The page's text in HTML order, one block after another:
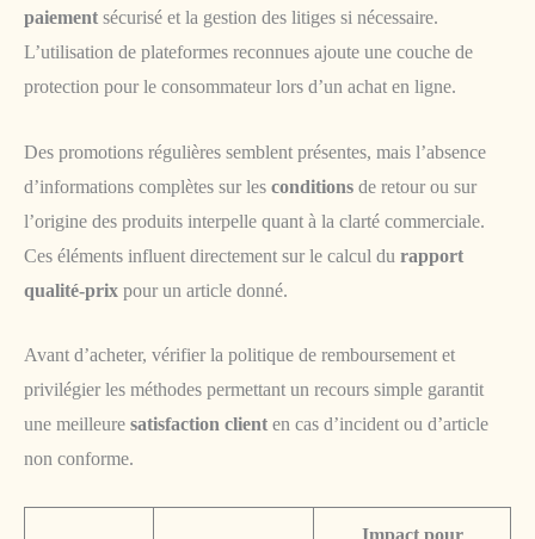
paiement sécurisé et la gestion des litiges si nécessaire.
L’utilisation de plateformes reconnues ajoute une couche de
protection pour le consommateur lors d’un achat en ligne.
Des promotions régulières semblent présentes, mais l’absence
d’informations complètes sur les conditions de retour ou sur
l’origine des produits interpelle quant à la clarté commerciale.
Ces éléments influent directement sur le calcul du rapport
qualité-prix pour un article donné.
Avant d’acheter, vérifier la politique de remboursement et
privilégier les méthodes permettant un recours simple garantit
une meilleure satisfaction client en cas d’incident ou d’article
non conforme.
Impact pour